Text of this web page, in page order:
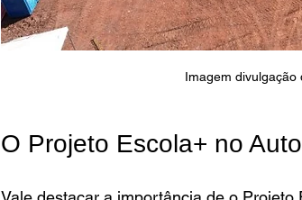
Imagem divulgação
O Projeto Escola+ no